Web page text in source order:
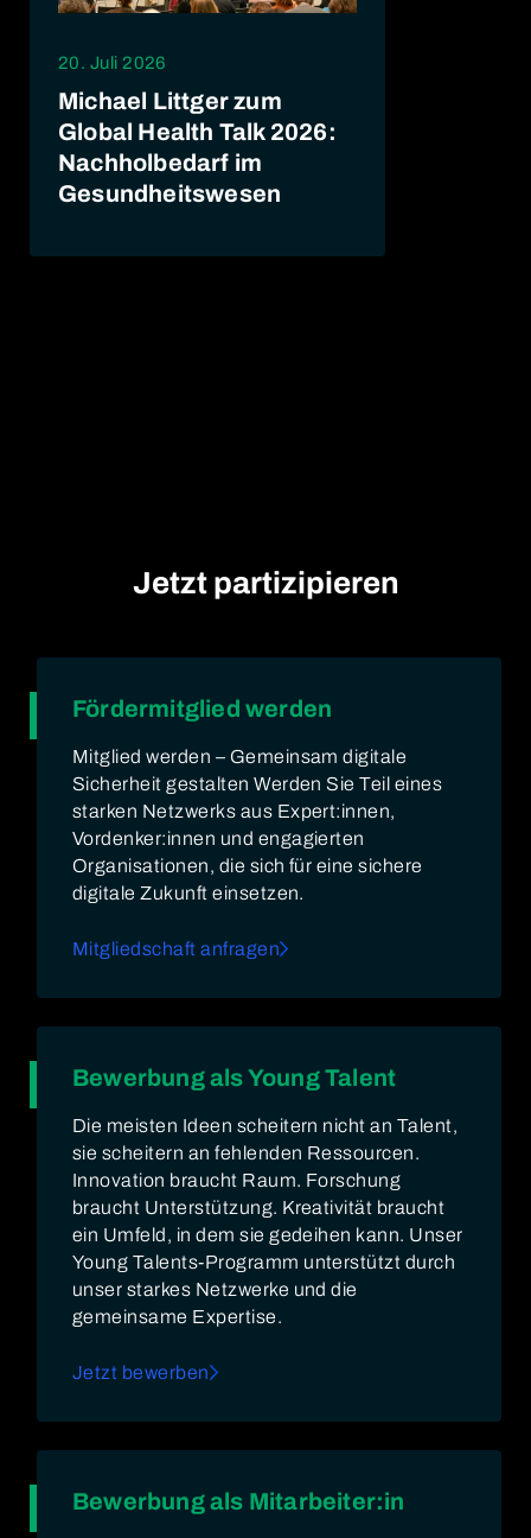
20. Juli 2026
Michael Littger zum
Global Health Talk 2026:
Nachholbedarf im
Gesundheitswesen
Jetzt partizipieren
Fördermitglied werden
Mitglied werden – Gemeinsam digitale
Sicherheit gestalten Werden Sie Teil eines
starken Netzwerks aus Expert:innen,
Vordenker:innen und engagierten
Organisationen, die sich für eine sichere
digitale Zukunft einsetzen.
Mitgliedschaft anfragen
Bewerbung als Young Talent
Die meisten Ideen scheitern nicht an Talent,
sie scheitern an fehlenden Ressourcen.
Innovation braucht Raum. Forschung
braucht Unterstützung. Kreativität braucht
ein Umfeld, in dem sie gedeihen kann. Unser
Young Talents-Programm unterstützt durch
unser starkes Netzwerke und die
gemeinsame Expertise.
Jetzt bewerben
Bewerbung als Mitarbeiter:in